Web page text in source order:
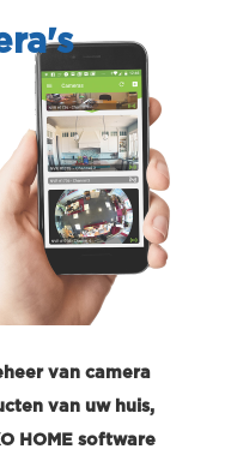
van camera
van uw huis,
HOME software